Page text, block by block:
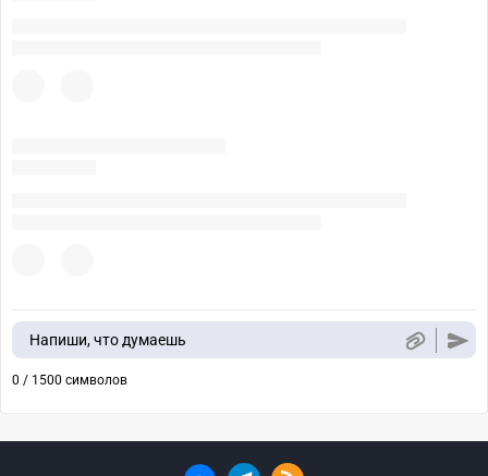
Напиши, что думаешь
0 / 1500 символов